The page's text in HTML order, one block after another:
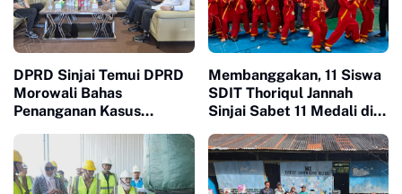
DPRD Sinjai Temui DPRD
Morowali Bahas
Penanganan Kasus
Membanggakan, 11 Siswa
SDIT Thoriqul Jannah
Sinjai Sabet 11 Medali di